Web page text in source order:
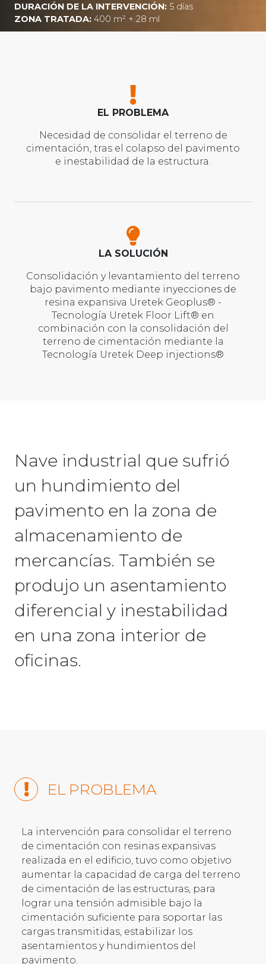
DURACIÓN DE LA INTERVENCIÓN: 5 días
ZONA TRATADA: 400 m² + 28 ml
EL PROBLEMA
Necesidad de consolidar el terreno de
cimentación, tras el colapso del pavimento
e inestabilidad de la estructura.
LA SOLUCIÓN
Consolidación y levantamiento del terreno
bajo pavimento mediante inyecciones de
resina expansiva Uretek Geoplus® -
Tecnología Uretek Floor Lift® en
combinación con la consolidación del
terreno de cimentación mediante la
Tecnología Uretek Deep injections®
Nave industrial que sufrió
un hundimiento del
pavimento en la zona de
almacenamiento de
mercancías. También se
produjo un asentamiento
diferencial y inestabilidad
en una zona interior de
oficinas.
EL PROBLEMA
La intervención para consolidar el terreno
de cimentación con resinas expansivas
realizada en el edificio, tuvo como objetivo
aumentar la capacidad de carga del terreno
de cimentación de las estructuras, para
lograr una tensión admisible bajo la
cimentación suficiente para soportar las
cargas transmitidas, estabilizar los
asentamientos y hundimientos del
pavimento.